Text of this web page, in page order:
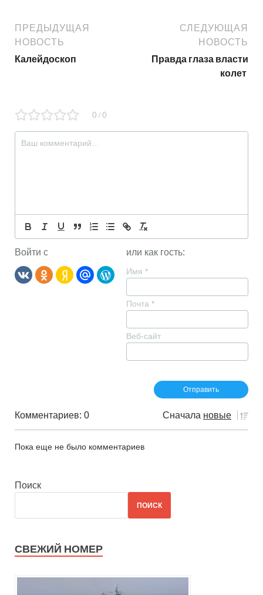
ПРЕДЫДУЩАЯ
НОВОСТЬ
Калейдоскоп
СЛЕДУЮЩАЯ
НОВОСТЬ
Правда глаза власти
колет
0 / 0
Войти с или как гость:
Имя *
Почта *
Веб-сайт
Комментариев: 0 Сначала новые
Пока еще не было комментариев
Поиск
ПОИСК
СВЕЖИЙ НОМЕР